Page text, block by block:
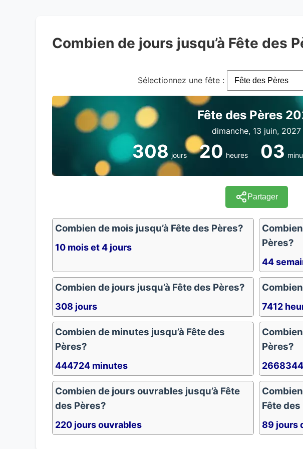
Combien de jours jusqu’à Fête des
Sélectionnez une fête :
Fête des Pères
dimanche, 13 juin, 2027
308 jours 20 heures 03
Partager
Combien de mois jusqu’à Fête des Pères?
10 mois et 4 jours
Pères?
44
Combien de jours jusqu’à Fête des Pères?
308 jours 7412
Combien de minutes jusqu’à Fête des
Pères?
444724 minutes
Pères?
Combien de jours ouvrables jusqu’à Fête
des Pères?
220 jours ouvrables
Fête
89 jours